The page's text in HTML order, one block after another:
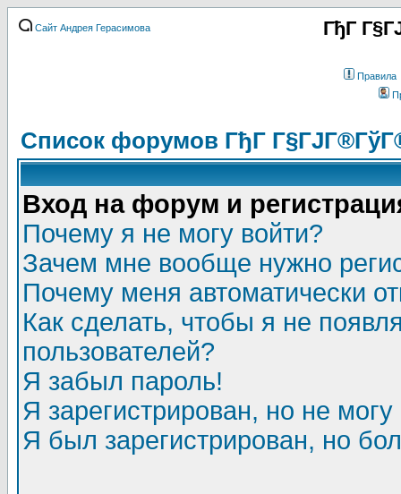
Сайт Андрея Герасимова ГђГ
Правила
Список форумов ГђГ
Вход на форум и
Почему я не могу войти?
Зачем мне вообще нужно
Почему меня автоматически
Как сделать, чтобы я не
пользователей?
Я забыл пароль!
Я зарегистрирован, но не могу
Я был зарегистрирован, но